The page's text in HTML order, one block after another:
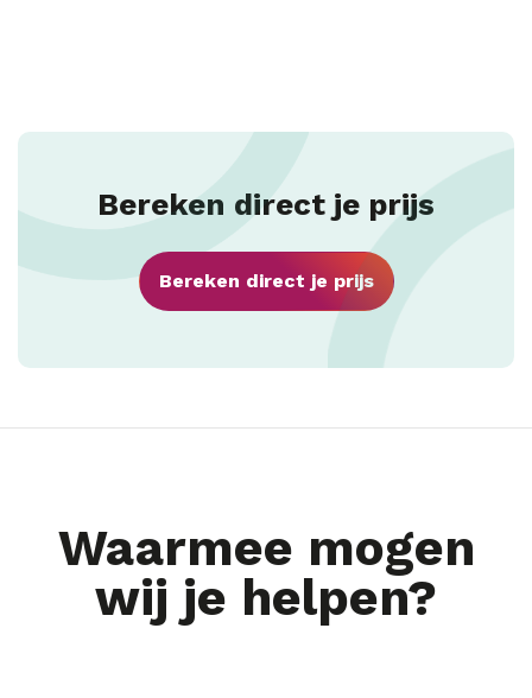
Bereken direct je prijs
Bereken direct je prijs
Waarmee mogen
wij je helpen?